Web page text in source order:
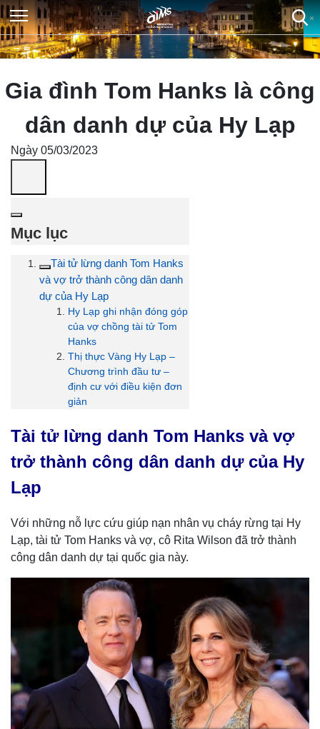
Gia đình Tom Hanks là công
dân danh dự của Hy Lạp
Ngày 05/03/2023
Mục lục
Tài tử lừng danh Tom Hanks
và vợ trở thành công dân danh
dự của Hy Lạp
Hy Lạp ghi nhận đóng góp
của vợ chồng tài tử Tom
Hanks
Thị thực Vàng Hy Lạp –
Chương trình đầu tư –
định cư với điều kiện đơn
giản
Tài tử lừng danh Tom Hanks và vợ
trở thành công dân danh dự của Hy
Lạp
Với những nỗ lực cứu giúp nạn nhân vụ cháy rừng tại Hy
Lạp, tài tử Tom Hanks và vợ, cô Rita Wilson đã trở thành
công dân danh dự tại quốc gia này.
×
×
×
×